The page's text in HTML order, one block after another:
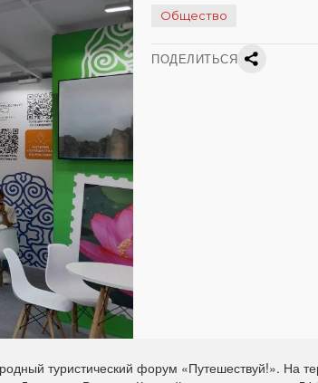
Общество
ПОДЕЛИТЬСЯ
туристический форум «Путешествуй!». На